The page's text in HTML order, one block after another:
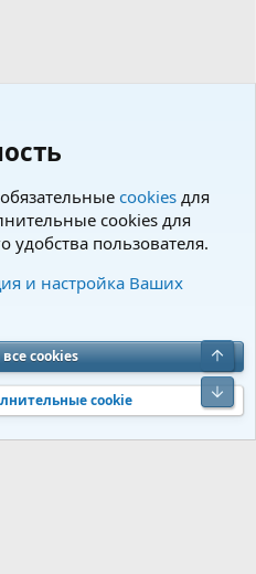
Помощь
S
S
2026 XenForo Ltd. Перевод от
cookies для
cookies для
удобства пользователя.
и настройка Ваших
cookies
cookie
Верх
Низ